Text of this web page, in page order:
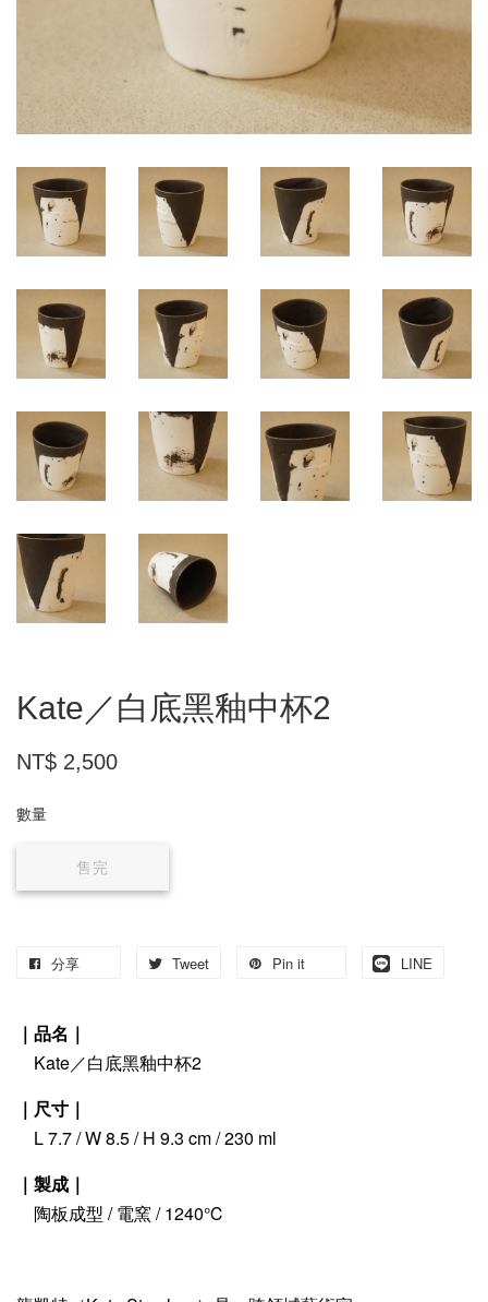
Kate／白底黑釉中杯2
NT$ 2,500
數量
售完
分享 Tweet Pin it LINE
｜品名｜
Kate／白底黑釉中杯2
｜尺寸｜
L 7.7 / W 8.5 / H 9.3 cm / 230 ml
｜製成｜
陶板成型 / 電窯 / 1240℃